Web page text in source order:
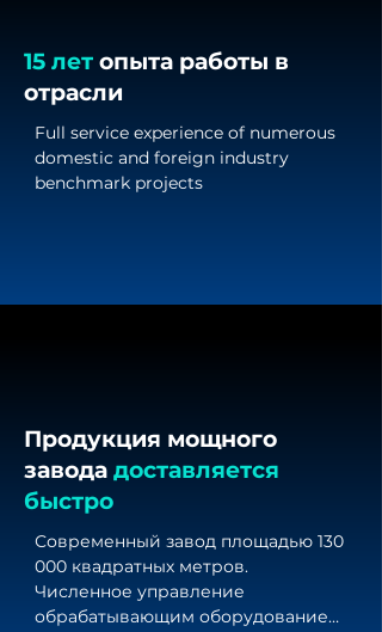
15 лет опыта работы в
отрасли
Full service experience of numerous
domestic and foreign industry
benchmark projects
Продукция мощного
завода доставляется
быстро
Современный завод площадью 130
000 квадратных метров.
Численное управление
обрабатывающим оборудованием